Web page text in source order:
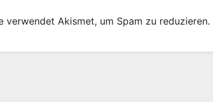
verwendet Akismet, um Spam zu reduzieren.